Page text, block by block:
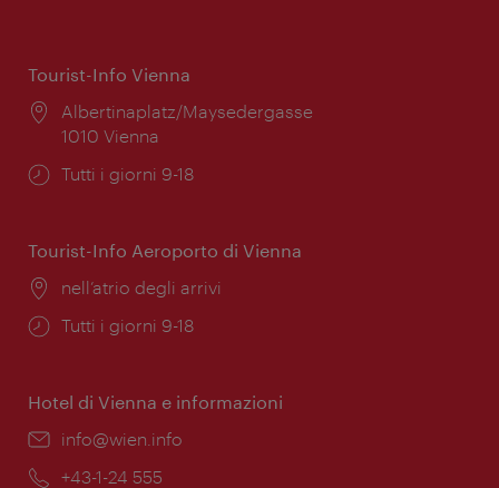
Tourist-Info Vienna
Posizione:
Albertinaplatz/Maysedergasse
1010 Vienna
Orari
Tutti i giorni 9-18
Tourist-Info Aeroporto di Vienna
Posizione:
nell’atrio degli arrivi
Orari
Tutti i giorni 9-18
Hotel di Vienna e informazioni
Email:
info@wien.info
Telefono:
+43-1-24 555